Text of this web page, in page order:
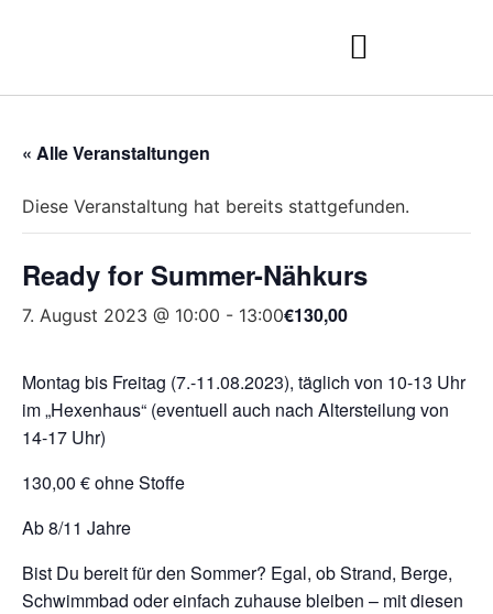
« Alle Veranstaltungen
Diese Veranstaltung hat bereits stattgefunden.
Ready for Summer-Nähkurs
7. August 2023 @ 10:00 - 13:00€130,00
Montag bis Freitag (7.-11.08.2023), täglich von 10-13 Uhr
im „Hexenhaus“ (eventuell auch nach Altersteilung von
14-17 Uhr)
130,00 € ohne Stoffe
Ab 8/11 Jahre
Bist Du bereit für den Sommer? Egal, ob Strand, Berge,
Schwimmbad oder einfach zuhause bleiben – mit diesen